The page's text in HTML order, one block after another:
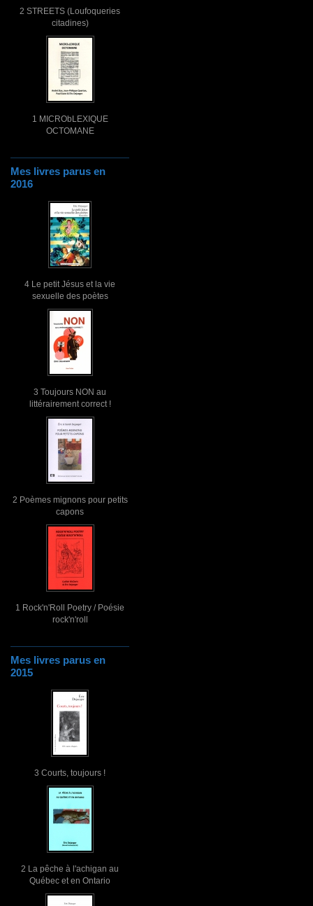
2 STREETS (Loufoqueries
citadines)
1 MICRObLEXIQUE
OCTOMANE
Mes livres parus en
2016
4 Le petit Jésus et la vie
sexuelle des poètes
3 Toujours NON au
littérairement correct !
2 Poèmes mignons pour petits
capons
1 Rock'n'Roll Poetry / Poésie
rock'n'roll
Mes livres parus en
2015
3 Courts, toujours !
2 La pêche à l'achigan au
Québec et en Ontario